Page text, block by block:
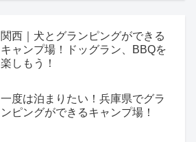
関西｜犬とグランピングができる
キャンプ場！ドッグラン、BBQを
楽しもう！
一度は泊まりたい！兵庫県でグラ
ンピングができるキャンプ場！